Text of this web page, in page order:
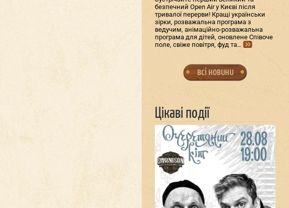
безпечний Open Air у Києві після
тривалої перерви! Кращі українськи
зірки, розважальна програма з
ведучим, анімаційно-розважальна
програма для дітей, оновлене Співоче
поле, свіже повітря, фуд та…
всі новини
Цікаві події